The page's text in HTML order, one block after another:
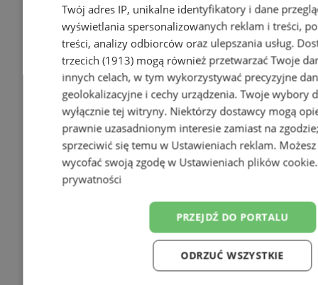
Twój adres IP, unikalne identyfikatory i dane
wyświetlania spersonalizowanych reklam i treści,
treści, analizy odbiorców oraz ulepszania usług.
trzecich (1913) mogą również przetwarzać Twoje
innych celach, w tym wykorzystywać precyzyjne
geolokalizacyjne i cechy urządzenia. Twoje wybory
wyłącznie tej witryny. Niektórzy dostawcy mogą
prawnie uzasadnionym interesie zamiast na
sprzeciwić się temu w Ustawieniach reklam.
wycofać swoją zgodę w Ustawieniach plików cookie
prywatności
PRZEJDŹ DO PORTALU
ODRZUĆ WSZYSTKIE